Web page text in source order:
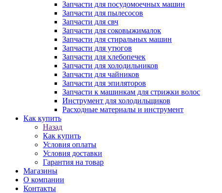
Запчасти для посудомоечных машин
Запчасти для пылесосов
Запчасти для свч
Запчасти для соковыжималок
Запчасти для стиральных машин
Запчасти для утюгов
Запчасти для хлебопечек
Запчасти для холодильников
Запчасти для чайников
Запчасти для эпиляторов
Запчасти к машинкам для стрижки волос
Инструмент для холодильщиков
Расходные материалы и инструмент
Как купить
Назад
Как купить
Условия оплаты
Условия доставки
Гарантия на товар
Магазины
О компании
Контакты